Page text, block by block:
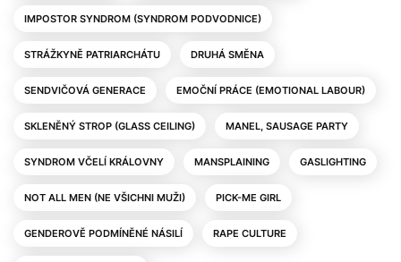
IMPOSTOR SYNDROM (SYNDROM PODVODNICE)
STRÁŽKYNĚ PATRIARCHÁTU DRUHÁ SMĚNA
SENDVIČOVÁ GENERACE EMOČNÍ PRÁCE (EMOTIONAL LABOUR)
SKLENĚNÝ STROP (GLASS CEILING) MANEL, SAUSAGE PARTY
SYNDROM VČELÍ KRÁLOVNY MANSPLAINING GASLIGHTING
NOT ALL MEN (NE VŠICHNI MUŽI) PICK-ME GIRL
GENDEROVĚ PODMÍNĚNÉ NÁSILÍ RAPE CULTURE